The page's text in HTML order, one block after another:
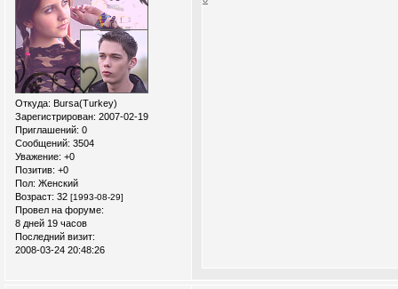
Откуда: Bursa(Turkey)
Зарегистрирован: 2007-02-19
Приглашений: 0
Сообщений: 3504
Уважение: +0
Позитив: +0
Пол: Женский
Возраст: 32 [1993-08-29]
Провел на форуме:
8 дней 19 часов
Последний визит:
2008-03-24 20:48:26